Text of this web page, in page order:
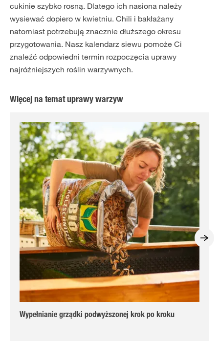
cukinie szybko rosną. Dlatego ich nasiona należy
wysiewać dopiero w kwietniu. Chili i bakłażany
natomiast potrzebują znacznie dłuższego okresu
przygotowania. Nasz kalendarz siewu pomoże Ci
znaleźć odpowiedni termin rozpoczęcia uprawy
najróżniejszych roślin warzywnych.
Więcej na temat uprawy warzyw
Wypełnianie grządki podwyższonej krok po kroku